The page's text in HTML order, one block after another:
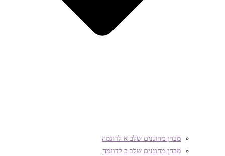
מבחן מחוננים שלב א לדוגמה
מבחן מחוננים שלב ב לדוגמה